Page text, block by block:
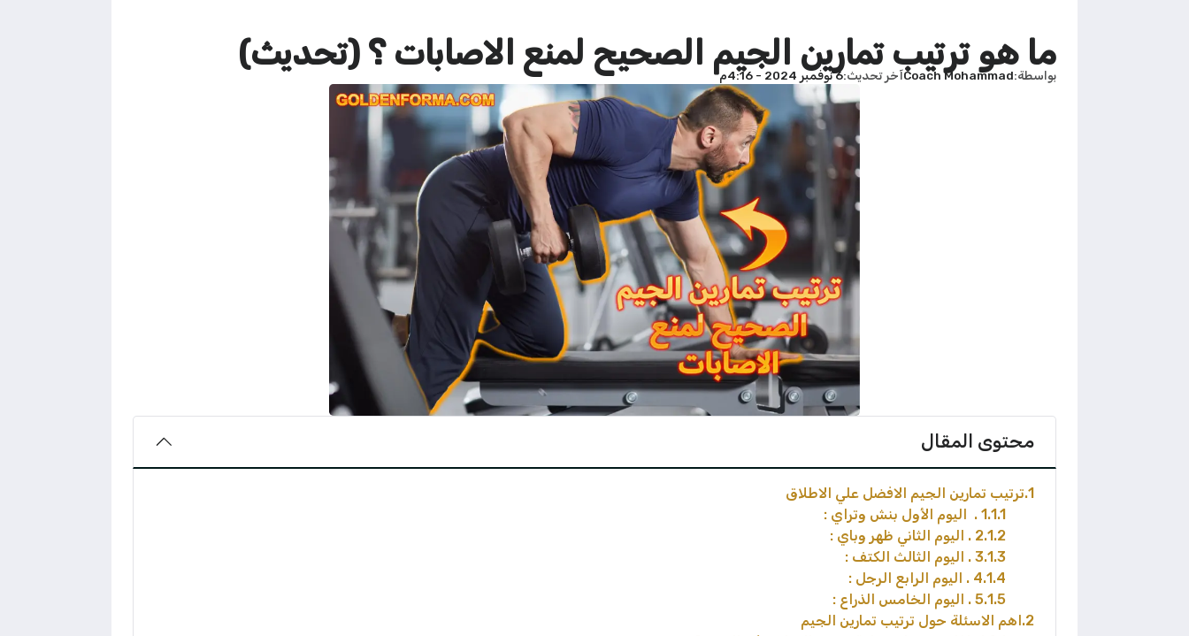
ما هو ترتيب تمارين الجيم الصحيح لمنع الاصابات ؟ (تحديث)
بواسطة Coach Mohammadآخر تحديث 6 نوفمبر 2024 - 4:16م
محتوى المقال
1 ترتيب تمارين الجيم الافضل علي الاطلاق
1.1 1 . اليوم الأول بنش وتراي :
1.2 2 . اليوم الثاني ظهر وباي :
1.3 3 . اليوم الثالث الكتف :
1.4 4 . اليوم الرابع الرجل :
1.5 5 . اليوم الخامس الذراع :
2 اهم الاسئلة حول ترتيب تمارين الجيم